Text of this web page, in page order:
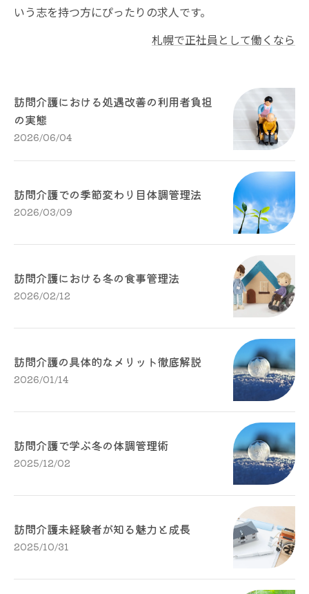
いう志を持つ方にぴったりの求人です。
札幌で正社員として働くなら
訪問介護における処遇改善の利用者負担
の実態
2026/06/04
訪問介護での季節変わり目体調管理法
2026/03/09
訪問介護における冬の食事管理法
2026/02/12
訪問介護の具体的なメリット徹底解説
2026/01/14
訪問介護で学ぶ冬の体調管理術
2025/12/02
訪問介護未経験者が知る魅力と成長
2025/10/31